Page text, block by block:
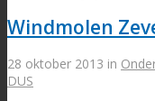
Windmolen
28 oktober 2013 in
DUS